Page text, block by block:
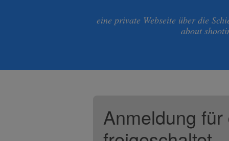
eine private Webseite über die
about
Anmeldung